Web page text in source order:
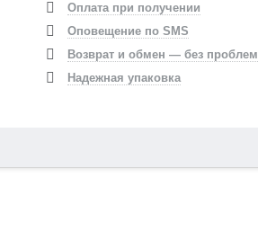
Оплата при получении
Оповещение по SMS
Возврат и обмен — без проблем
Надежная упаковка